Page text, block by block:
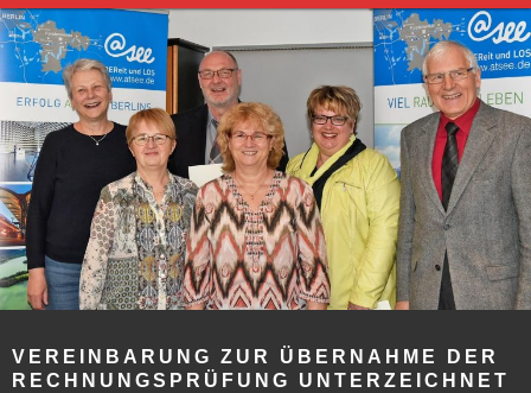
VEREINBARUNG ZUR ÜBERNAHME DER
RECHNUNGSPRÜFUNG UNTERZEICHNET